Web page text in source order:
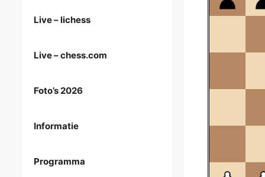
Live – lichess
Live – chess.com
Foto’s 2026
Informatie
Programma